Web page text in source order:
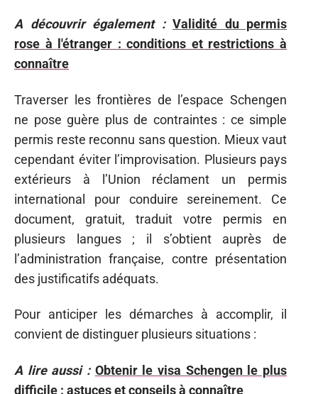
A découvrir également : Validité du permis
rose à l'étranger : conditions et restrictions à
connaître
Traverser les frontières de l’espace Schengen
ne pose guère plus de contraintes : ce simple
permis reste reconnu sans question. Mieux vaut
cependant éviter l’improvisation. Plusieurs pays
extérieurs à l’Union réclament un permis
international pour conduire sereinement. Ce
document, gratuit, traduit votre permis en
plusieurs langues ; il s’obtient auprès de
l’administration française, contre présentation
des justificatifs adéquats.
Pour anticiper les démarches à accomplir, il
convient de distinguer plusieurs situations :
A lire aussi : Obtenir le visa Schengen le plus
difficile : astuces et conseils à connaître